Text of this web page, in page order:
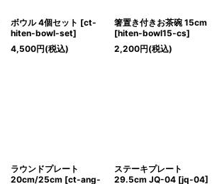
ボウル 4個セット [ct-
hiten-bowl-set]
4,500円(税込)
箸置き付きお茶碗 15cm
[hiten-bowl15-cs]
2,200円(税込)
ラウンドプレート
20cm/25cm [ct-ang-
ステーキプレート
29.5cm JQ-04 [jq-04]